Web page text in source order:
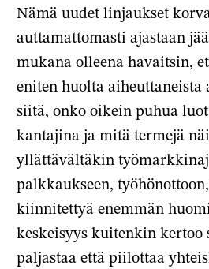
Nämä uudet linjaukset
auttamattomasti ajastaan
mukana olleena havaitsin,
eniten huolta
siitä, onko oikein puhua
kantajina ja mitä termejä
yllättävältäkin
palkkaukseen,
kiinnitettyä enemmän
keskeisyys kuitenkin
paljastaa että piilottaa